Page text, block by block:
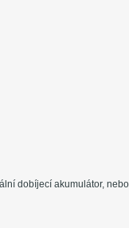
dobíjecí akumulátor,